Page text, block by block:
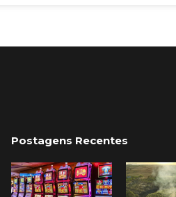
Postagens Recentes